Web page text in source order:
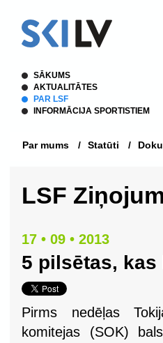
SĀKUMS
AKTUALITĀTES
PAR LSF
INFORMĀCIJA SPORTISTIEM
Par mums / Statūti /
LSF
17 • 09 • 2013
5 pilsētas,
Pirms nedēļas
komitejas (SOK)